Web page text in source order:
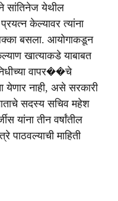
सांतिनेज येथील
केल्‍यावर त्यांना
बसला. आयोगाकडून
खात्याकडे याबाबत
वापर��चे
येणार नाही, असे सरकारी
सदस्य सचिव महेश
यांना तीन वर्षांतील
पाठवल्याची माहिती